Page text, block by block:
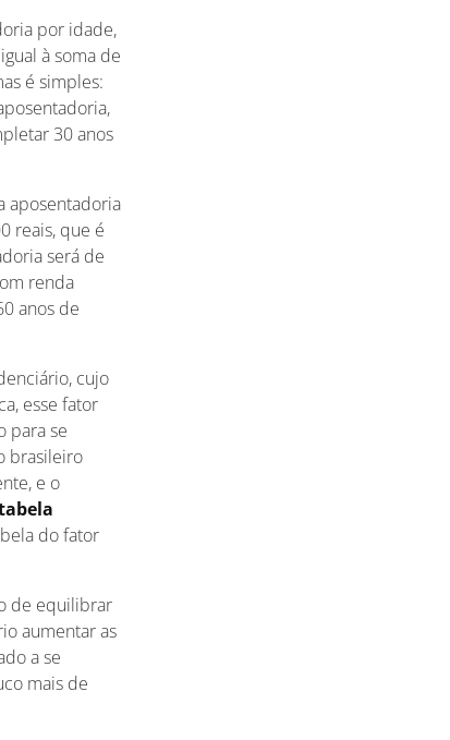
por idade,
à soma de
é simples:
30 anos
aposentadoria
reais, que é
será de
renda
anos de
cujo
esse fator
para se
brasileiro
e o
do fator
de equilibrar
aumentar as
a se
mais de